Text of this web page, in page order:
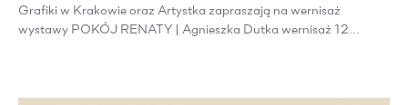
Grafiki w Krakowie oraz Artystka zapraszają na wernisaż
wystawy POKÓJ RENATY | Agnieszka Dutka wernisaż 12…